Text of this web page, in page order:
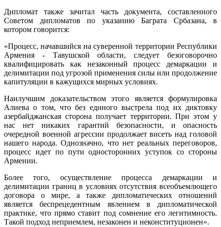
Дипломат также зачитал часть документа, составленного
Советом дипломатов по указанию Баграта Србазана, в
котором говорится:
«Процесс, начавшийся на суверенной территории Республики
Армения - Тавушской области, следует безоговорочно
квалифицировать как незаконный процесс демаркации и
делимитации под угрозой применения силы или продолжение
капитуляции в кажущихся мирных условиях.
Наилучшим доказательством этого является формулировка
Алиева о том, что без единого выстрела под их диктовку
азербайджанская сторона получает территории. При этом у
нас нет никаких гарантий безопасности, и опасность
очередной военной агрессии продолжает висеть над головой
нашего народа. Однозначно, что нет реальных переговоров,
процесс идет по пути односторонних уступок со стороны
Армении.
Более того, осуществление процесса демаркации и
делимитации границ в условиях отсутствия всеобъемлющего
договора о мире, а также дипломатических отношений
является беспрецедентным явлением в дипломатической
практике, что прямо ставит под сомнение его легитимность.
Такой подход неприемлем, незаконен и неконституционен».